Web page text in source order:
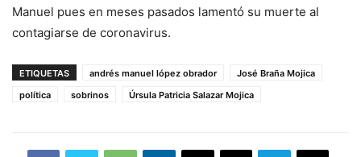
Manuel pues en meses pasados lamentó su muerte al
contagiarse de coronavirus.
ETIQUETAS andrés manuel lópez obrador
José Braña Mojica
política
sobrinos Úrsula Patricia Salazar Mojica